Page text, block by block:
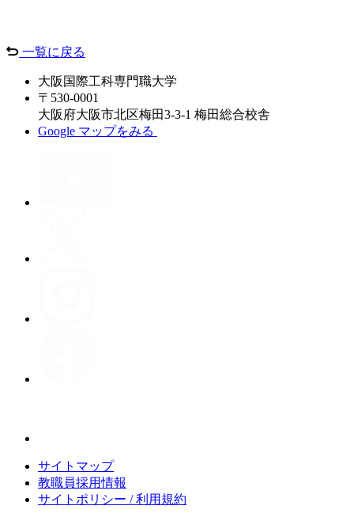
一覧に戻る
大阪国際工科専門職大学
〒530-0001
大阪府⼤阪市北区梅⽥3-3-1 梅田総合校舎
Google マップをみる
サイトマップ
教職員採用情報
サイトポリシー / 利用規約